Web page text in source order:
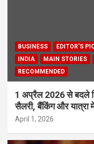
BUSINESS EDITOR'S
INDIA
MAIN STORIES
RECOMMENDED
1 अप्रैल 2026 से बदले
सैलरी, बैंकिंग और यात्रा
April 1, 2026